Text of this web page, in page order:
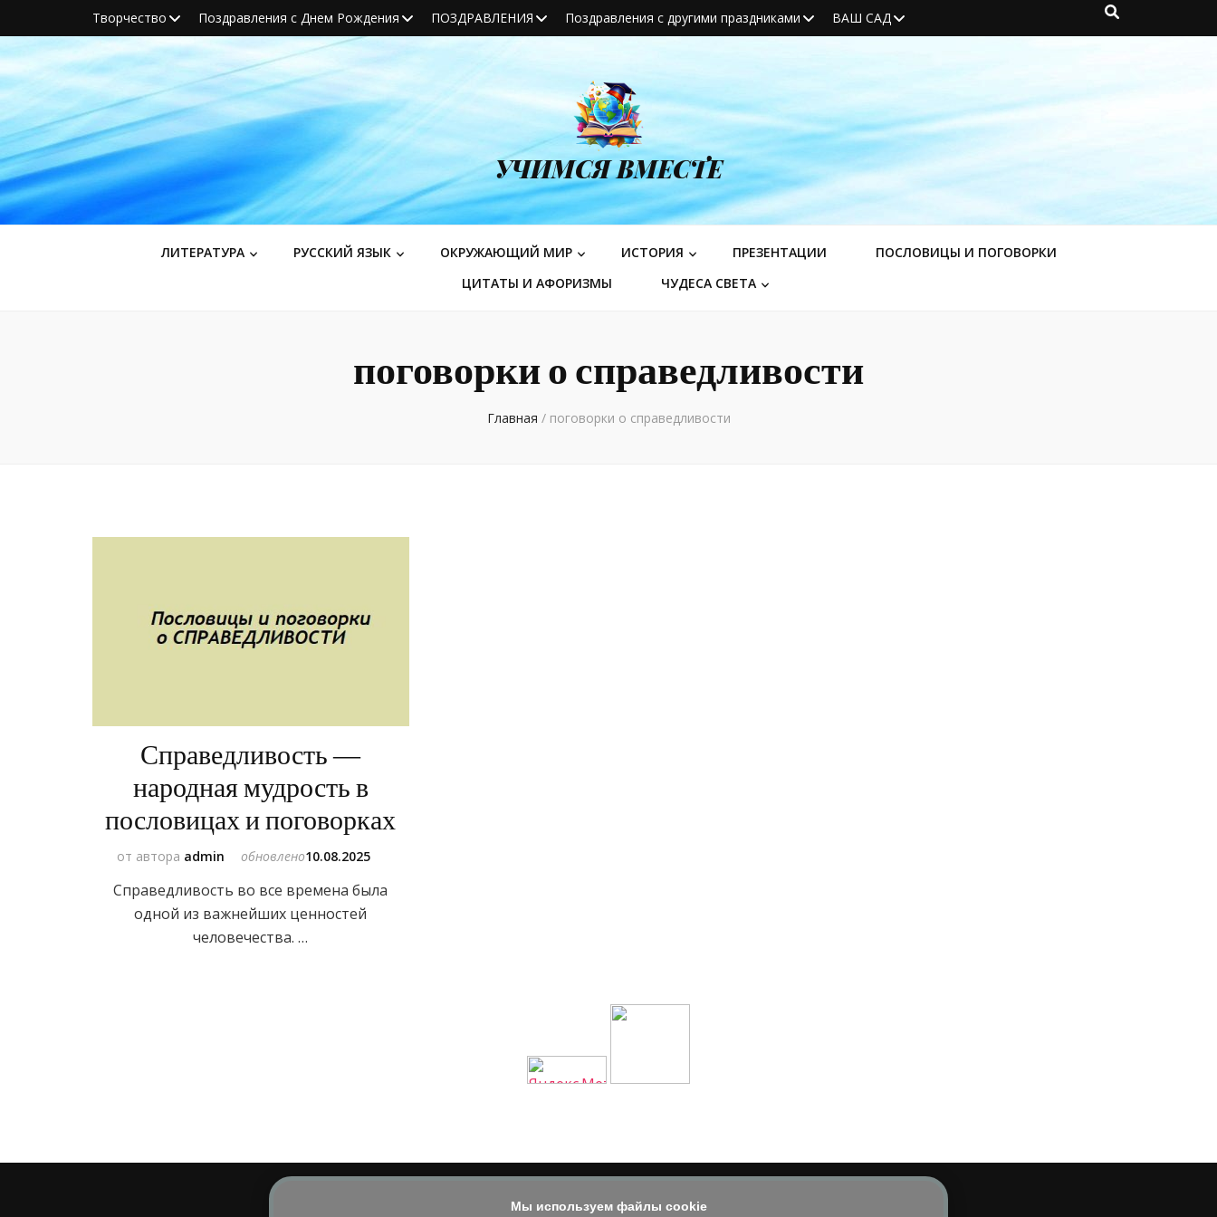
Творчество Поздравления с Днем Рождения ПОЗДРАВЛЕНИЯ Поздравления с другими праздниками ВАШ САД
УЧИМСЯ ВМЕСТЕ
ЛИТЕРАТУРА РУССКИЙ ЯЗЫК ОКРУЖАЮЩИЙ МИР ИСТОРИЯ ПРЕЗЕНТАЦИИ
ПОСЛОВИЦЫ И ПОГОВОРКИ
ЦИТАТЫ И АФОРИЗМЫ
ЧУДЕСА СВЕТА
поговорки о справедливости
Главная / поговорки о справедливости
Справедливость —
народная мудрость в
пословицах и поговорках
от автора admin обновлено10.08.2025
Справедливость во все времена была
одной из важнейших ценностей
человечества. …
Мы используем файлы cookie